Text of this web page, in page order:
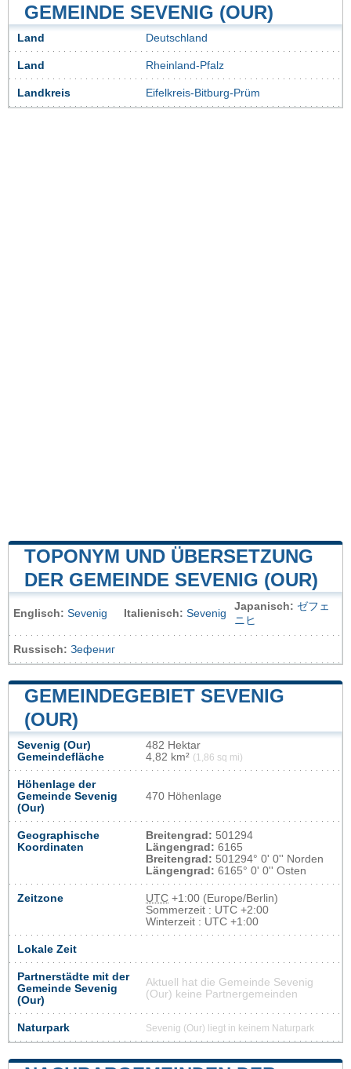
GEMEINDE SEVENIG (OUR)
Land Deutschland
Land Rheinland-Pfalz
Landkreis Eifelkreis-Bitburg-Prüm
TOPONYM UND ÜBERSETZUNG
DER GEMEINDE SEVENIG (OUR)
Englisch: Sevenig Italienisch: Sevenig
Japanisch: ゼフェ
ニヒ
Russisch: Зефениг
GEMEINDEGEBIET SEVENIG
(OUR)
Sevenig (Our)
Gemeindefläche
482 Hektar
4,82 km² (1,86 sq mi)
Höhenlage der
Gemeinde Sevenig
(Our)
470 Höhenlage
Geographische
Koordinaten
Breitengrad: 501294
Längengrad: 6165
Breitengrad: 501294° 0' 0'' Norden
Längengrad: 6165° 0' 0'' Osten
Zeitzone UTC +1:00 (Europe/Berlin)
Sommerzeit : UTC +2:00
Winterzeit : UTC +1:00
Lokale Zeit
Partnerstädte mit der
Gemeinde Sevenig
(Our)
Aktuell hat die Gemeinde Sevenig
(Our) keine Partnergemeinden
Naturpark Sevenig (Our) liegt in keinem Naturpark